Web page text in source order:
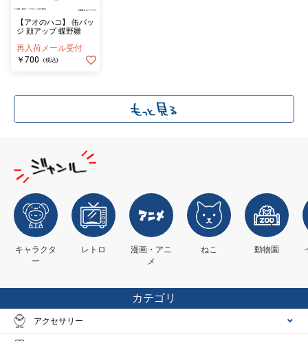
【アオのハコ】 缶バッ
ジ 顔アップ 蝶野雛
再入荷メール受付
￥700
(税込)
キャラクタ
ー
レトロ
漫画・アニ
メ
ねこ 動物園
カテゴリ
アクセサリー